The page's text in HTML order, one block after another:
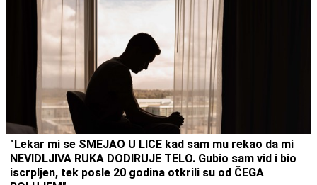
"Lekar mi se SMEJAO U LICE kad sam mu rekao da mi
NEVIDLJIVA RUKA DODIRUJE TELO. Gubio sam vid i bio
iscrpljen, tek posle 20 godina otkrili su od ČEGA